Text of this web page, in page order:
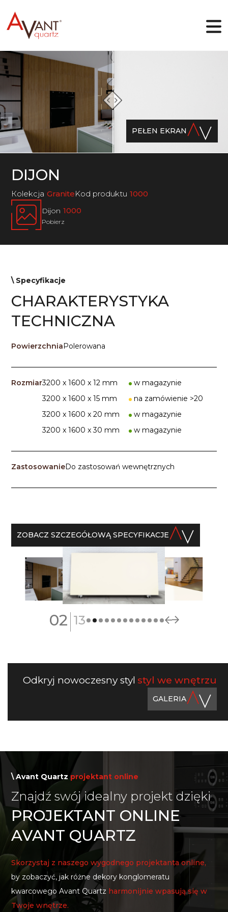
Dlaczego Avant Quartz
Kolekcje
Projektant online
Galeria
Blog
PEŁEN EKRAN
DIJON
Кolekcja GraniteKod produktu 1000
Dijon 1000
Pobierz
\ Specyfikacje
CHARAKTERYSTYKA
TECHNICZNA
PowierzchniaPolerowana
Rozmiar3200 x 1600 x 12 mm
w magazynie
3200 x 1600 x 15 mm
na zamówienie >20
3200 x 1600 x 20 mm
w magazynie
3200 x 1600 x 30 mm
w magazynie
ZastosowanieDo zastosowań wewnętrznych
ZOBACZ SZCZEGÓŁOWĄ SPECYFIKACJE
02| 13
Odkryj nowoczesny styl styl we wnętrzu
GALERIA
\ Avant Quartzprojektant online
Znajdź swój idealny projekt dzięki
PROJEKTANT ONLINE
AVANT QUARTZ
Skorzystaj z naszego wygodnego projektanta online,
by zobaczyć, jak różne dekory konglomeratu
kwarcowego Avant Quartz harmonijnie wpasują się w
Twoje wnętrze.